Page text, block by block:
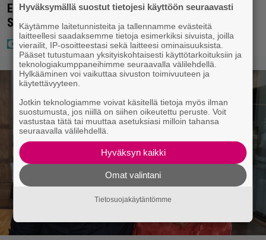
Eurojackpotissa poksahti 32,7 miljoonaa, ja tänne
Suomen isoin voitto meni
Hyväksymällä suostut tietojesi käyttöön seuraavasti
Käytämme laitetunnisteita ja tallennamme evästeitä
laitteellesi saadaksemme tietoja esimerkiksi sivuista, joilla
vierailit, IP-osoitteestasi sekä laitteesi ominaisuuksista.
Pääset tutustumaan yksityiskohtaisesti käyttötarkoituksiin ja
teknologiakumppaneihimme seuraavalla välilehdellä.
Hylkääminen voi vaikuttaa sivuston toimivuuteen ja
käytettävyyteen.
Jotkin teknologiamme voivat käsitellä tietoja myös ilman
suostumusta, jos niillä on siihen oikeutettu peruste. Voit
vastustaa tätä tai muuttaa asetuksiasi milloin tahansa
seuraavalla välilehdellä.
Hyväksyn kaikki
Omat valintani
Tietosuojakäytäntömme